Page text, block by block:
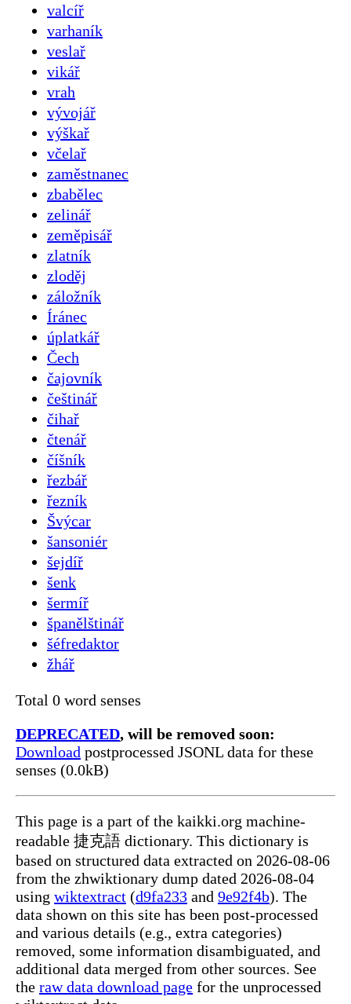
valcíř
varhaník
veslař
vikář
vrah
vývojář
výškař
včelař
zaměstnanec
zbabělec
zelinář
zeměpisář
zlatník
zloděj
záložník
Íránec
úplatkář
Čech
čajovník
češtinář
čihař
čtenář
číšník
řezbář
řezník
Švýcar
šansoniér
šejdíř
šenk
šermíř
španělštinář
šéfredaktor
žhář
Total 0 word senses
DEPRECATED, will be removed soon:
Download postprocessed JSONL data for these
senses (0.0kB)
This page is a part of the kaikki.org machine-
readable 捷克語 dictionary. This dictionary is
based on structured data extracted on 2026-08-06
from the zhwiktionary dump dated 2026-08-04
using wiktextract (d9fa233 and 9e92f4b). The
data shown on this site has been post-processed
and various details (e.g., extra categories)
removed, some information disambiguated, and
additional data merged from other sources. See
the raw data download page for the unprocessed